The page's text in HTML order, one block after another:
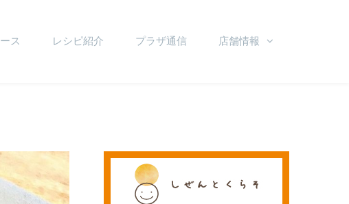
ス レシピ紹介 プラザ通信 店舗情報